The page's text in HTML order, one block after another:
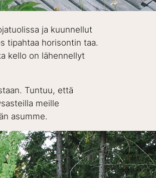
ja kuunnellut
tipahtaa horisontin taa.
kello on lähennellyt
Tuntuu, että
meille
asumme.